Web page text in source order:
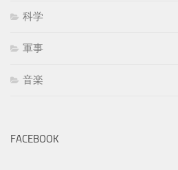
科学
軍事
音楽
FACEBOOK